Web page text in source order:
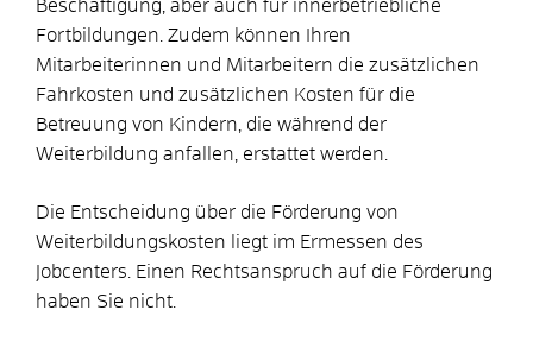
Beschäftigung, aber auch für innerbetriebliche
Fortbildungen. Zudem können Ihren
Mitarbeiterinnen und Mitarbeitern die zusätzlichen
Fahrkosten und zusätzlichen Kosten für die
Betreuung von Kindern, die während der
Weiterbildung anfallen, erstattet werden.
Die Entscheidung über die Förderung von
Weiterbildungskosten liegt im Ermessen des
Jobcenters. Einen Rechtsanspruch auf die Förderung
haben Sie nicht.